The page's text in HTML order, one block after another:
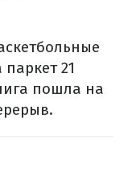
21
пошла на